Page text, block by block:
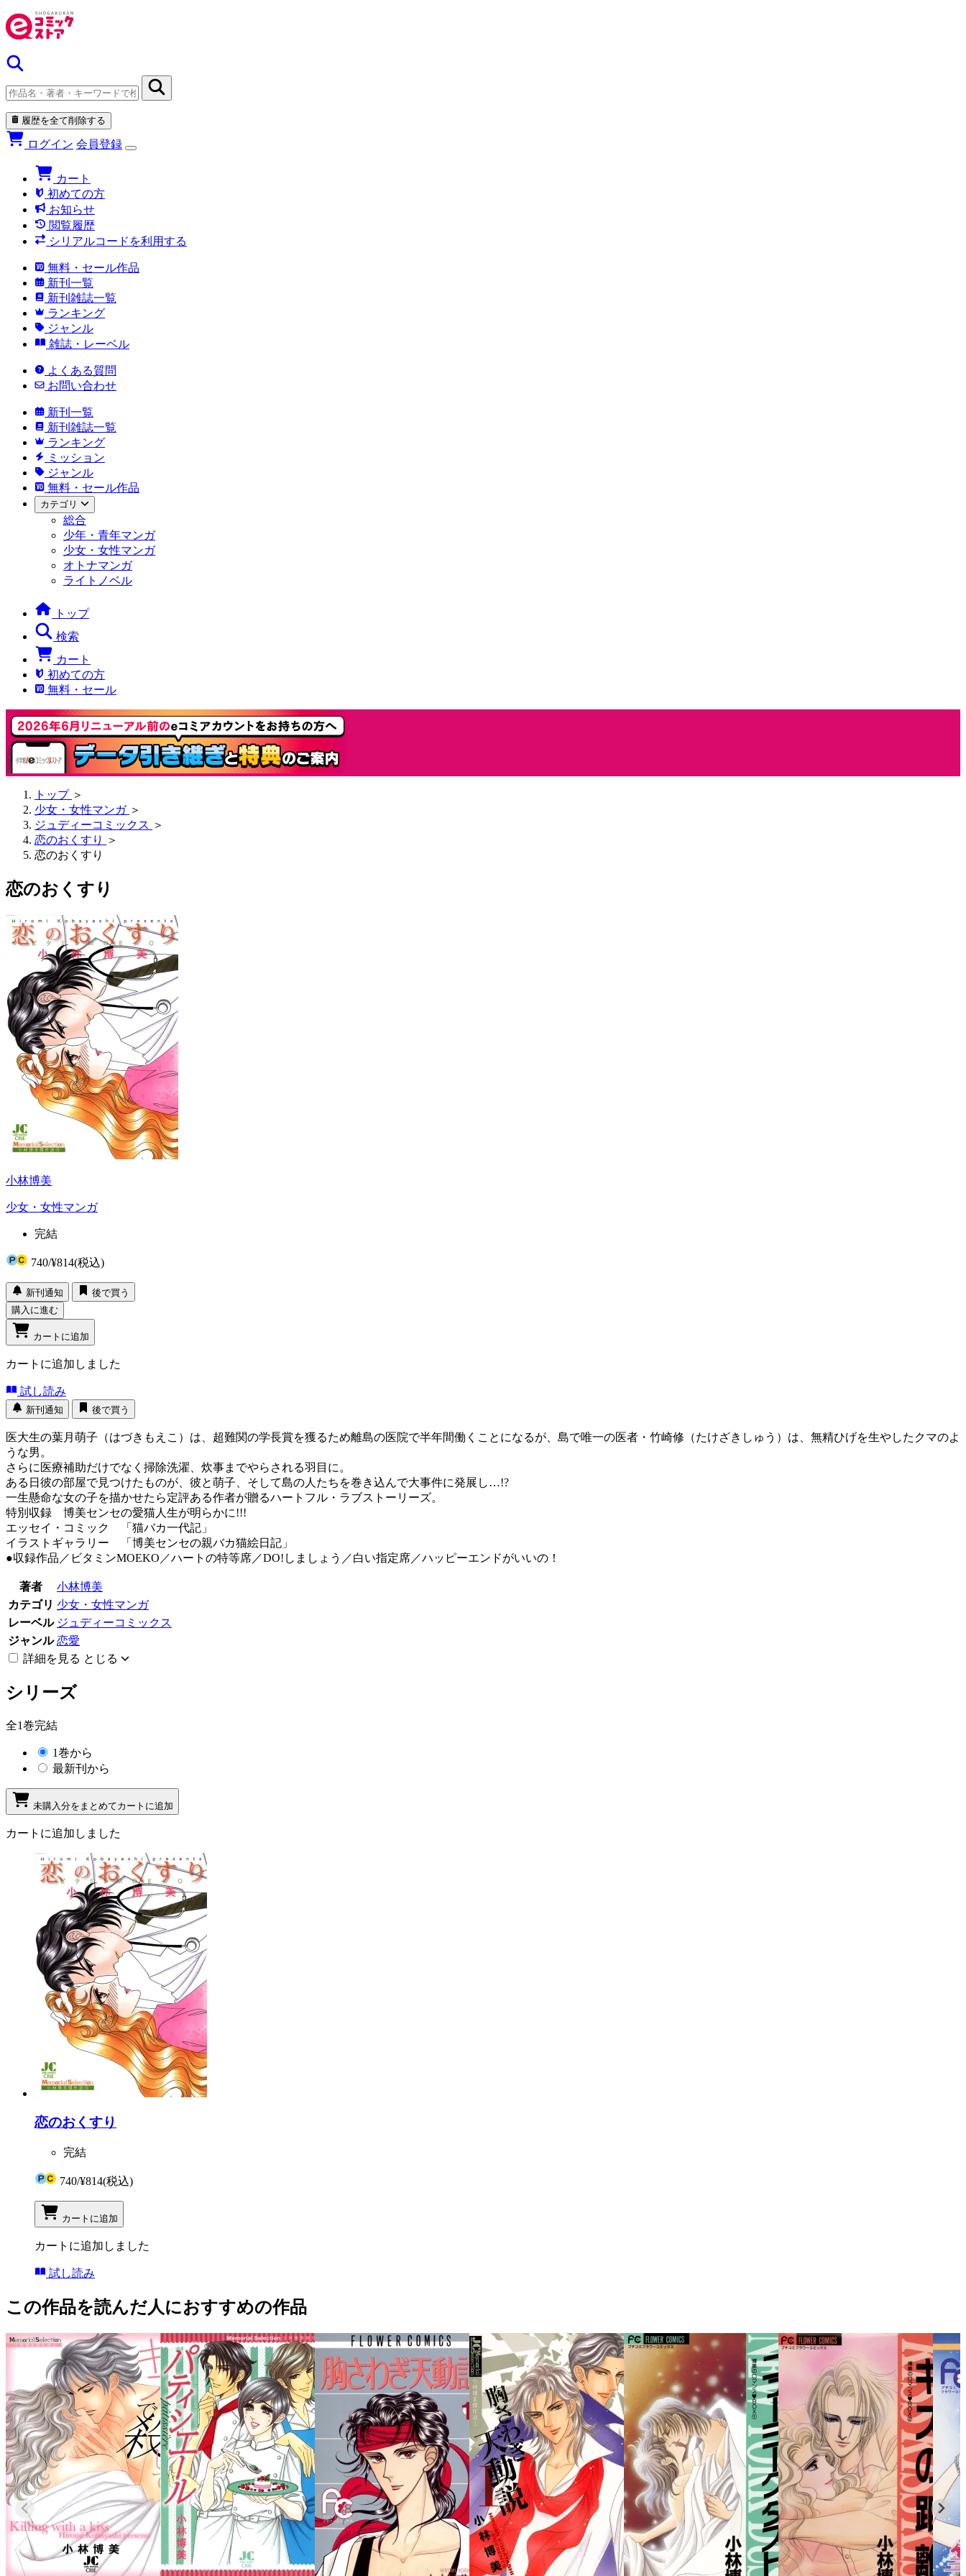
履歴を全て削除する
ログイン 会員登録
カート
初めての方
お知らせ
閲覧履歴
シリアルコードを利用する
無料・セール作品
新刊一覧
新刊雑誌一覧
ランキング
ジャンル
雑誌・レーベル
よくある質問
お問い合わせ
新刊一覧
新刊雑誌一覧
ランキング
ミッション
ジャンル
無料・セール作品
カテゴリ
総合
少年・青年マンガ
少女・女性マンガ
オトナマンガ
ライトノベル
トップ
検索
カート
初めての方
無料・セール
トップ ＞
少女・女性マンガ ＞
ジュディーコミックス ＞
恋のおくすり
＞
恋のおくすり
恋のおくすり
小林博美
少女・女性マンガ
完結
740/¥814(税込)
新刊通知
後で買う
購入に進む
カートに追加
カートに追加しました
試し読み
新刊通知 後で買う
医大生の葉月萌子（はづきもえこ）は、超難関の学長賞を獲るため離島の医院で半年間働くことになるが、島で唯一の医者・竹崎修（たけざきしゅう）は、無精ひげを生やしたクマのよ
うな男。
さらに医療補助だけでなく掃除洗濯、炊事までやらされる羽目に。
ある日彼の部屋で見つけたものが、彼と萌子、そして島の人たちを巻き込んで大事件に発展し…!?
一生懸命な女の子を描かせたら定評ある作者が贈るハートフル・ラブストーリーズ。
特別収録 博美センセの愛猫人生が明らかに!!!
エッセイ・コミック 「猫バカ一代記」
イラストギャラリー 「博美センセの親バカ猫絵日記」
●収録作品／ビタミンMOEKO／ハートの特等席／DO!しましょう／白い指定席／ハッピーエンドがいいの！
著者
小林博美
カテゴリ 少女・女性マンガ
レーベル ジュディーコミックス
ジャンル 恋愛
詳細を見る とじる
シリーズ
全1巻完結
1巻から
最新刊から
未購入分をまとめてカートに追加
カートに追加しました
恋のおくすり
完結
740/¥814(税込)
カートに追加
カートに追加しました
試し読み
この作品を読んだ人におすすめの作品